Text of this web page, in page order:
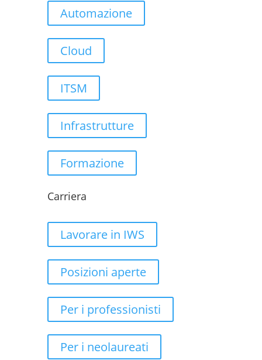
Automazione
Cloud
ITSM
Infrastrutture
Formazione
Carriera
Lavorare in IWS
Posizioni aperte
Per i professionisti
Per i neolaureati